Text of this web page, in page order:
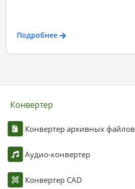
Подробнее
Конвертер
Конвертер архивных файлов
Аудио-конвертер
Конвертер CAD